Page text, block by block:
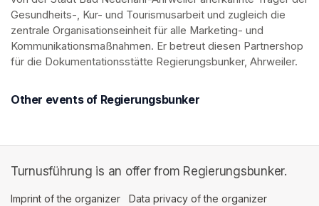
Gesundheits-, Kur- und Tourismusarbeit und zugleich die
zentrale Organisationseinheit für alle Marketing- und
Kommunikationsmaßnahmen. Er betreut diesen Partnershop
für die Dokumentationsstätte Regierungsbunker, Ahrweiler.
Other events of Regierungsbunker
Turnusführung is an offer from Regierungsbunker.
Imprint of the organizer (opens in a new tab)
Data privacy of the organizer